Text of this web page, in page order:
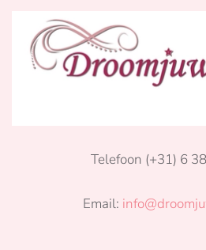
Telefoon (+31) 6
Email: